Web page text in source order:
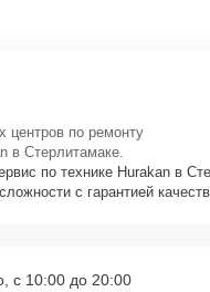
центров по ремонту
в Стерлитамаке.
по технике Hurakan в
с гарантией
с 10:00 до 20:00